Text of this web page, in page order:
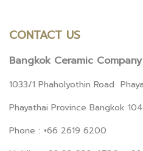
CONTACT US
Bangkok Ceramic
1033/1 Phaholyothin Road
Phayathai Province Bangkok
Phone : +66 2619 6200